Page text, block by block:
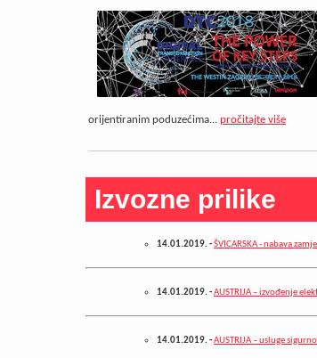
orijentiranim poduzećima... pročitajte više
Izvozne prilike
14.01.2019.-ŠVICARSKA - nabava
14.01.2019.-AUSTRIJA – izvođenje
14.01.2019.-AUSTRIJA – usluge